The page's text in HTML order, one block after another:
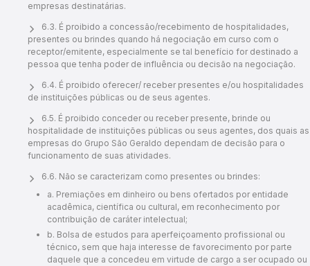
empresas destinatárias.
6.3. É proibido a concessão/recebimento de hospitalidades,
presentes ou brindes quando há negociação em curso com o
receptor/emitente, especialmente se tal benefício for destinado a
pessoa que tenha poder de influência ou decisão na negociação.
6.4. É proibido oferecer/ receber presentes e/ou hospitalidades
de instituições públicas ou de seus agentes.
6.5. É proibido conceder ou receber presente, brinde ou
hospitalidade de instituições públicas ou seus agentes, dos quais as
empresas do Grupo São Geraldo dependam de decisão para o
funcionamento de suas atividades.
6.6. Não se caracterizam como presentes ou brindes:
a. Premiações em dinheiro ou bens ofertados por entidade
acadêmica, científica ou cultural, em reconhecimento por
contribuição de caráter intelectual;
b. Bolsa de estudos para aperfeiçoamento profissional ou
técnico, sem que haja interesse de favorecimento por parte
daquele que a concedeu em virtude de cargo a ser ocupado ou